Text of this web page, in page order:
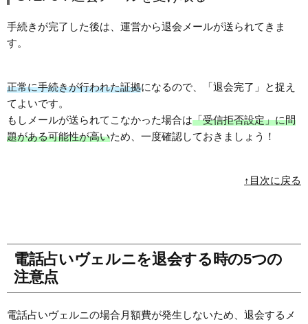
手続きが完了した後は、運営から退会メールが送られてきま
す。
正常に手続きが行われた証拠になるので、「退会完了」と捉え
てよいです。
もしメールが送られてこなかった場合は「受信拒否設定」に問
題がある可能性が高いため、一度確認しておきましょう！
↑目次に戻る
電話占いヴェルニを退会する時の5つの
注意点
電話占いヴェルニの場合月額費が発生しないため、退会するメ